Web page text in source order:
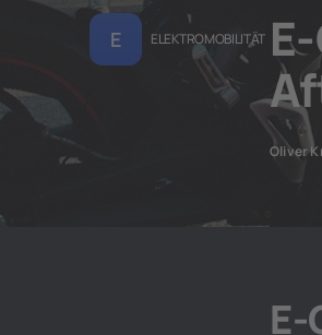
E ELEKTROMOBILITÄT
Oliver